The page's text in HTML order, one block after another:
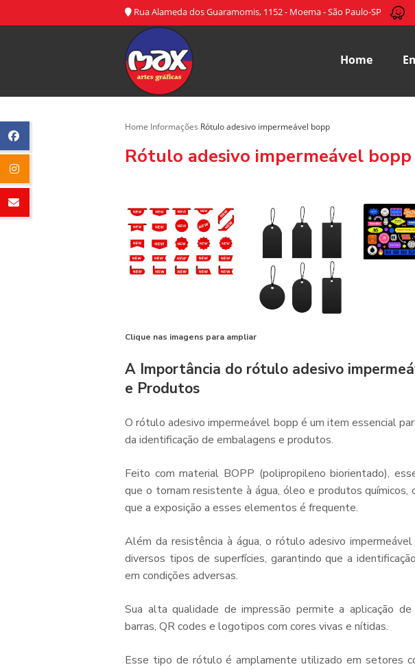
Rua Alameda dos Guaramomis, 1152 - Moema - São Paulo-SP
Home
Home Informações Rótulo adesivo impermeável bopp
Rótulo adesivo impermeável bopp
Clique nas imagens para ampliar
A Importância do rótulo adesivo
e Produtos
Orótulo adesivo impermeável bopp é um item essencial
da identificação de embalagens e produtos.
Feito com material BOPP (polipropileno biorientado),
que o tornam resistente à água, óleo e produtos químicos,
que a exposição a esses elementos é frequente.
Além da resistência à água, o rótulo adesivo
diversos tipos de superfícies, garantindo que a
em condições adversas.
Sua alta qualidade de impressão permite a aplicação
barras, QR codes e logotipos com cores vivas e nítidas.
Esse tipo de rótulo é amplamente utilizado em setores